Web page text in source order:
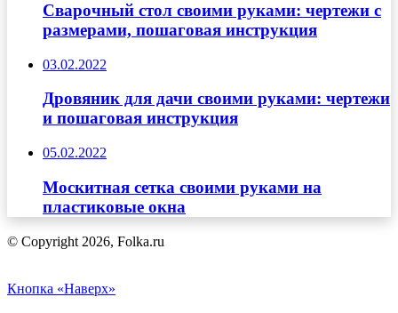
Сварочный стол своими руками: чертежи с
размерами, пошаговая инструкция
03.02.2022
Дровяник для дачи своими руками: чертежи
и пошаговая инструкция
05.02.2022
Москитная сетка своими руками на
пластиковые окна
© Copyright 2026, Folka.ru
Кнопка «Наверх»